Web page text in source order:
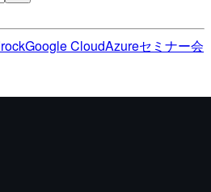
Google CloudAzureセミナー会